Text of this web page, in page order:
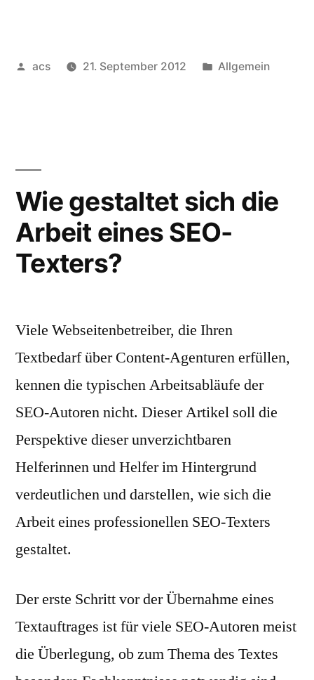
für
Veröffentlicht
acs 21. September 2012
Veröffentlicht
Allgemein
Wie gestaltet sich die
Arbeit eines SEO-
Texters?
Viele Webseitenbetreiber, die Ihren
Textbedarf über Content-Agenturen erfüllen,
kennen die typischen Arbeitsabläufe der
SEO-Autoren nicht. Dieser Artikel soll die
Perspektive dieser unverzichtbaren
Helferinnen und Helfer im Hintergrund
verdeutlichen und darstellen, wie sich die
Arbeit eines professionellen SEO-Texters
gestaltet.
Der erste Schritt vor der Übernahme eines
Textauftrages ist für viele SEO-Autoren meist
die Überlegung, ob zum Thema des Textes